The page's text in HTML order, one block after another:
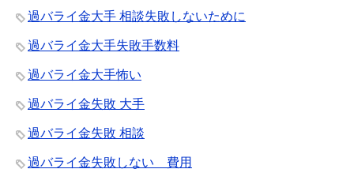
過バライ金大手 相談失敗しないために
過バライ金大手失敗手数料
過バライ金大手怖い
過バライ金失敗 大手
過バライ金失敗 相談
過バライ金失敗しない 費用